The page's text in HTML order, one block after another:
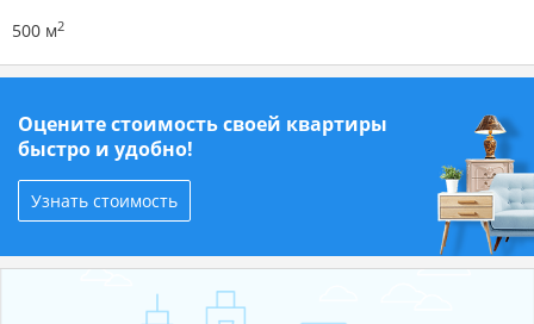
500 м2
Оцените стоимость своей квартиры
быстро и удобно!
Узнать стоимость